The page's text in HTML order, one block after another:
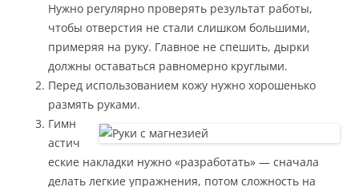
Нужно регулярно проверять результат работы,
чтобы отверстия не стали слишком большими,
примеряя на руку. Главное не спешить, дырки
должны оставаться равномерно круглыми.
Перед использованием кожу нужно хорошенько
размять руками.
Гимн
астич
еские накладки нужно «разработать» — сначала
делать легкие упражнения, потом сложность на